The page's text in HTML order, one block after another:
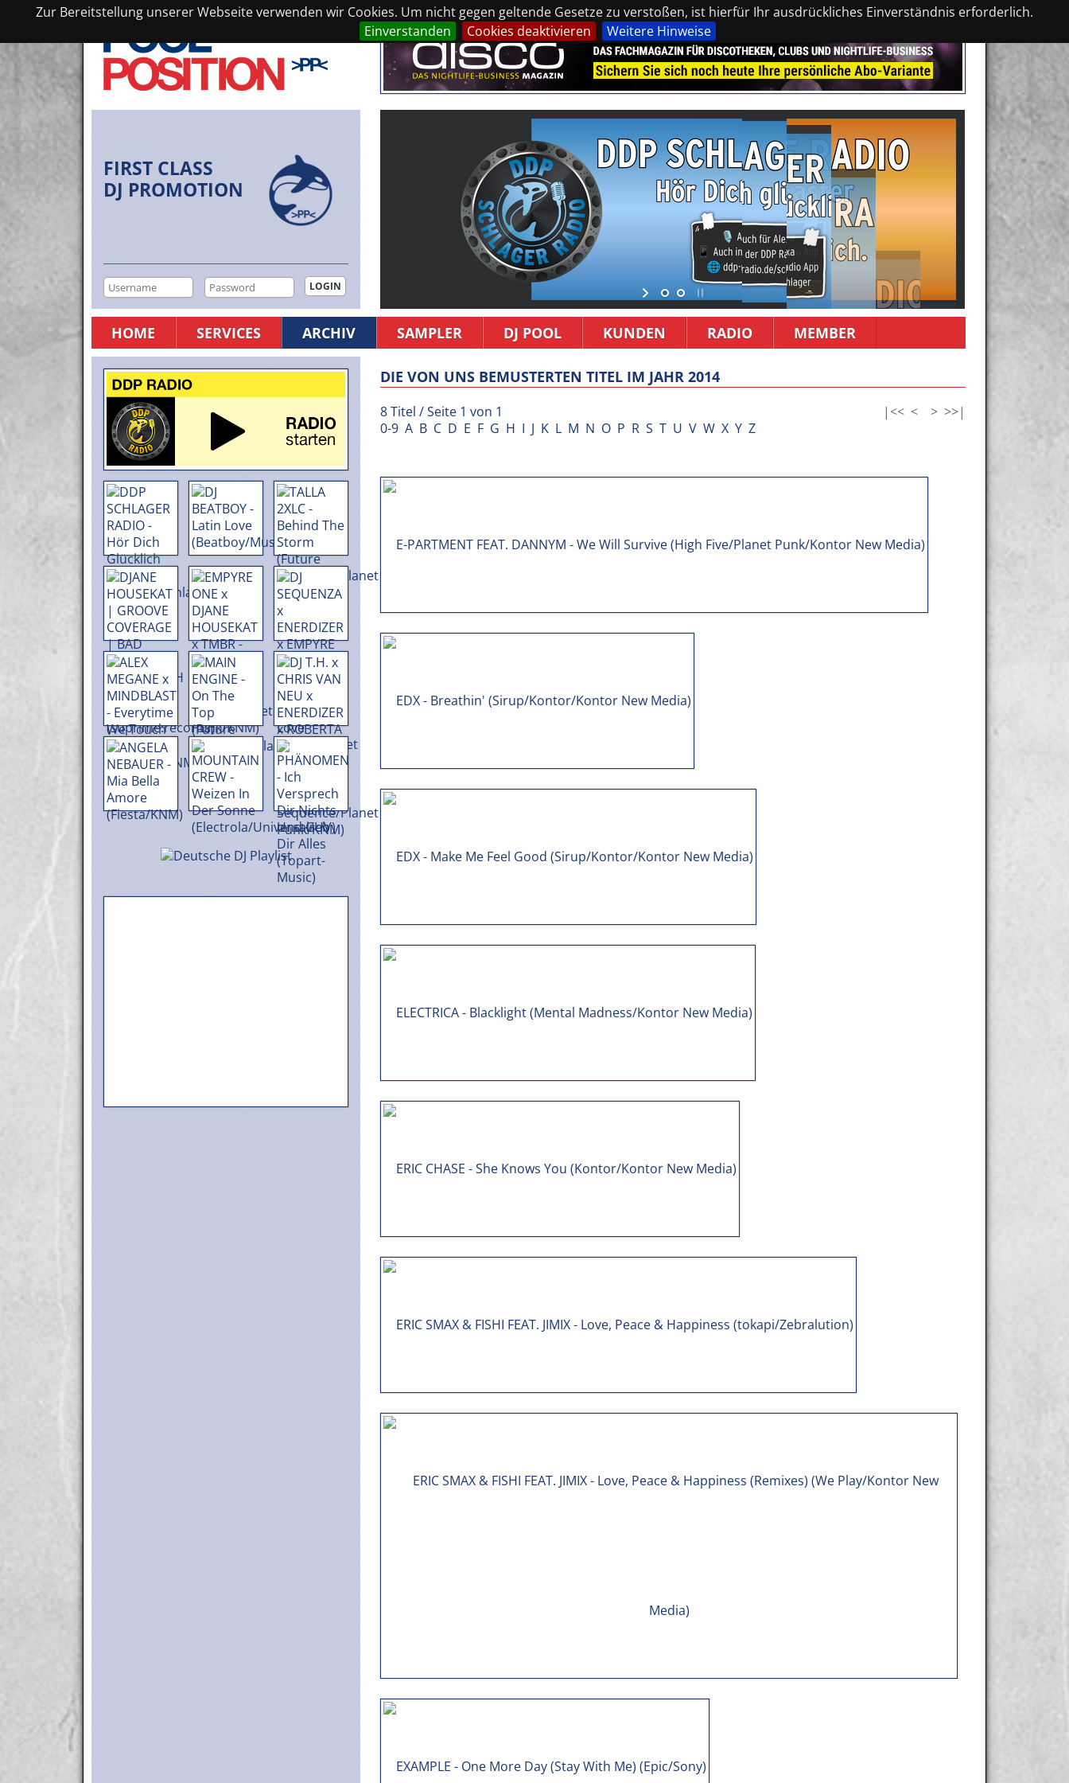
Zur Bereitstellung unserer Webseite verwenden wir Cookies. Um nicht gegen geltende Gesetze zu verstoßen, ist hierfür Ihr ausdrückliches Einverständnis erforderlich.
Einverstanden
Cookies deaktivieren Weitere Hinweise
FIRST CLASS
DJ PROMOTION
HOME SERVICES ARCHIV SAMPLER DJ POOL KUNDEN RADIO MEMBER
DIE VON UNS BEMUSTERTEN TITEL IM JAHR 2014
8 Titel / Seite 1 von 1 |<< < > >>|
0-9 A B C D E F G H I J K L M N O P R S T U V W X Y Z